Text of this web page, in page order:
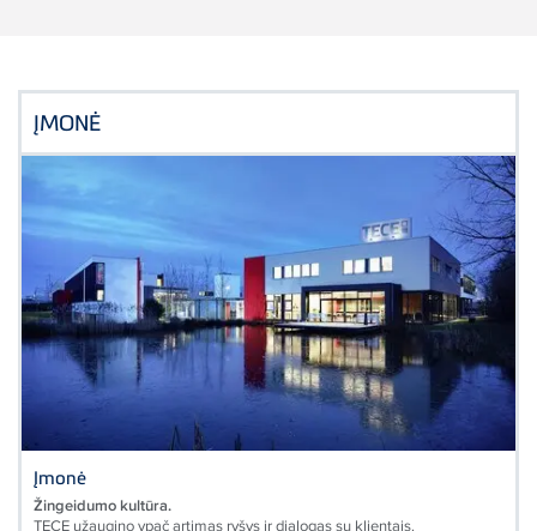
ĮMONĖ
Įmonė
Žingeidumo kultūra.
TECE užaugino ypač artimas ryšys ir dialogas su klientais.